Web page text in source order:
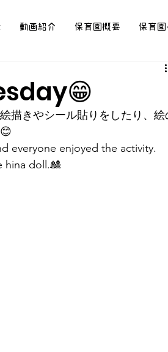
動画紹介 保育園概要 保育
描きやシール貼りをしたり、絵
everyone enjoyed the activity.
hina doll.🎎